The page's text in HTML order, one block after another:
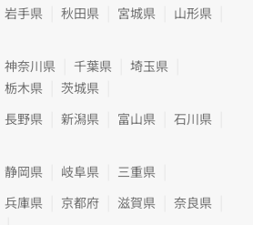
岩手県 秋田県 宮城県
山形県
神奈川県 千葉県
埼玉県
栃木県
茨城県
長野県 新潟県 富山県
石川県
静岡県 岐阜県
三重県
兵庫県 京都府 滋賀県
奈良県